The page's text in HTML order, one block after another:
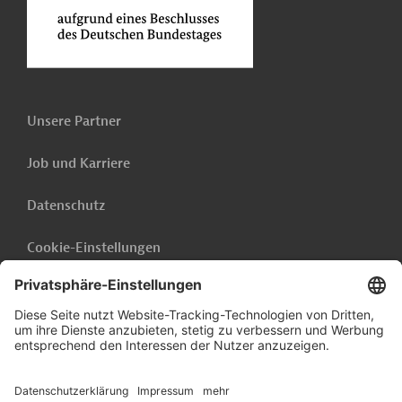
Unsere Partner
Job und Karriere
Datenschutz
Cookie-Einstellungen
Barrierefreiheit
Hinweisgebersystem